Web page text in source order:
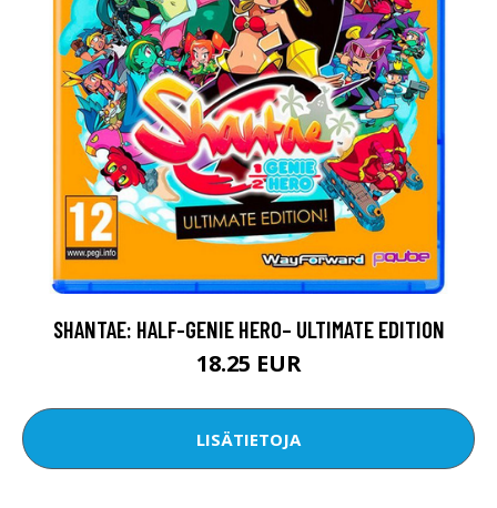
SHANTAE: HALF-GENIE HERO– ULTIMATE EDITION
18.25 EUR
LISÄTIETOJA